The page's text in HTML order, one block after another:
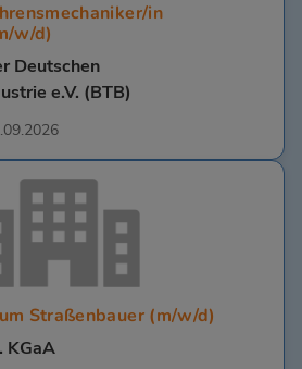
in
w/d)
Deutschen
e.V. (BTB)
Straßenbauer (m/w/d)
KGaA